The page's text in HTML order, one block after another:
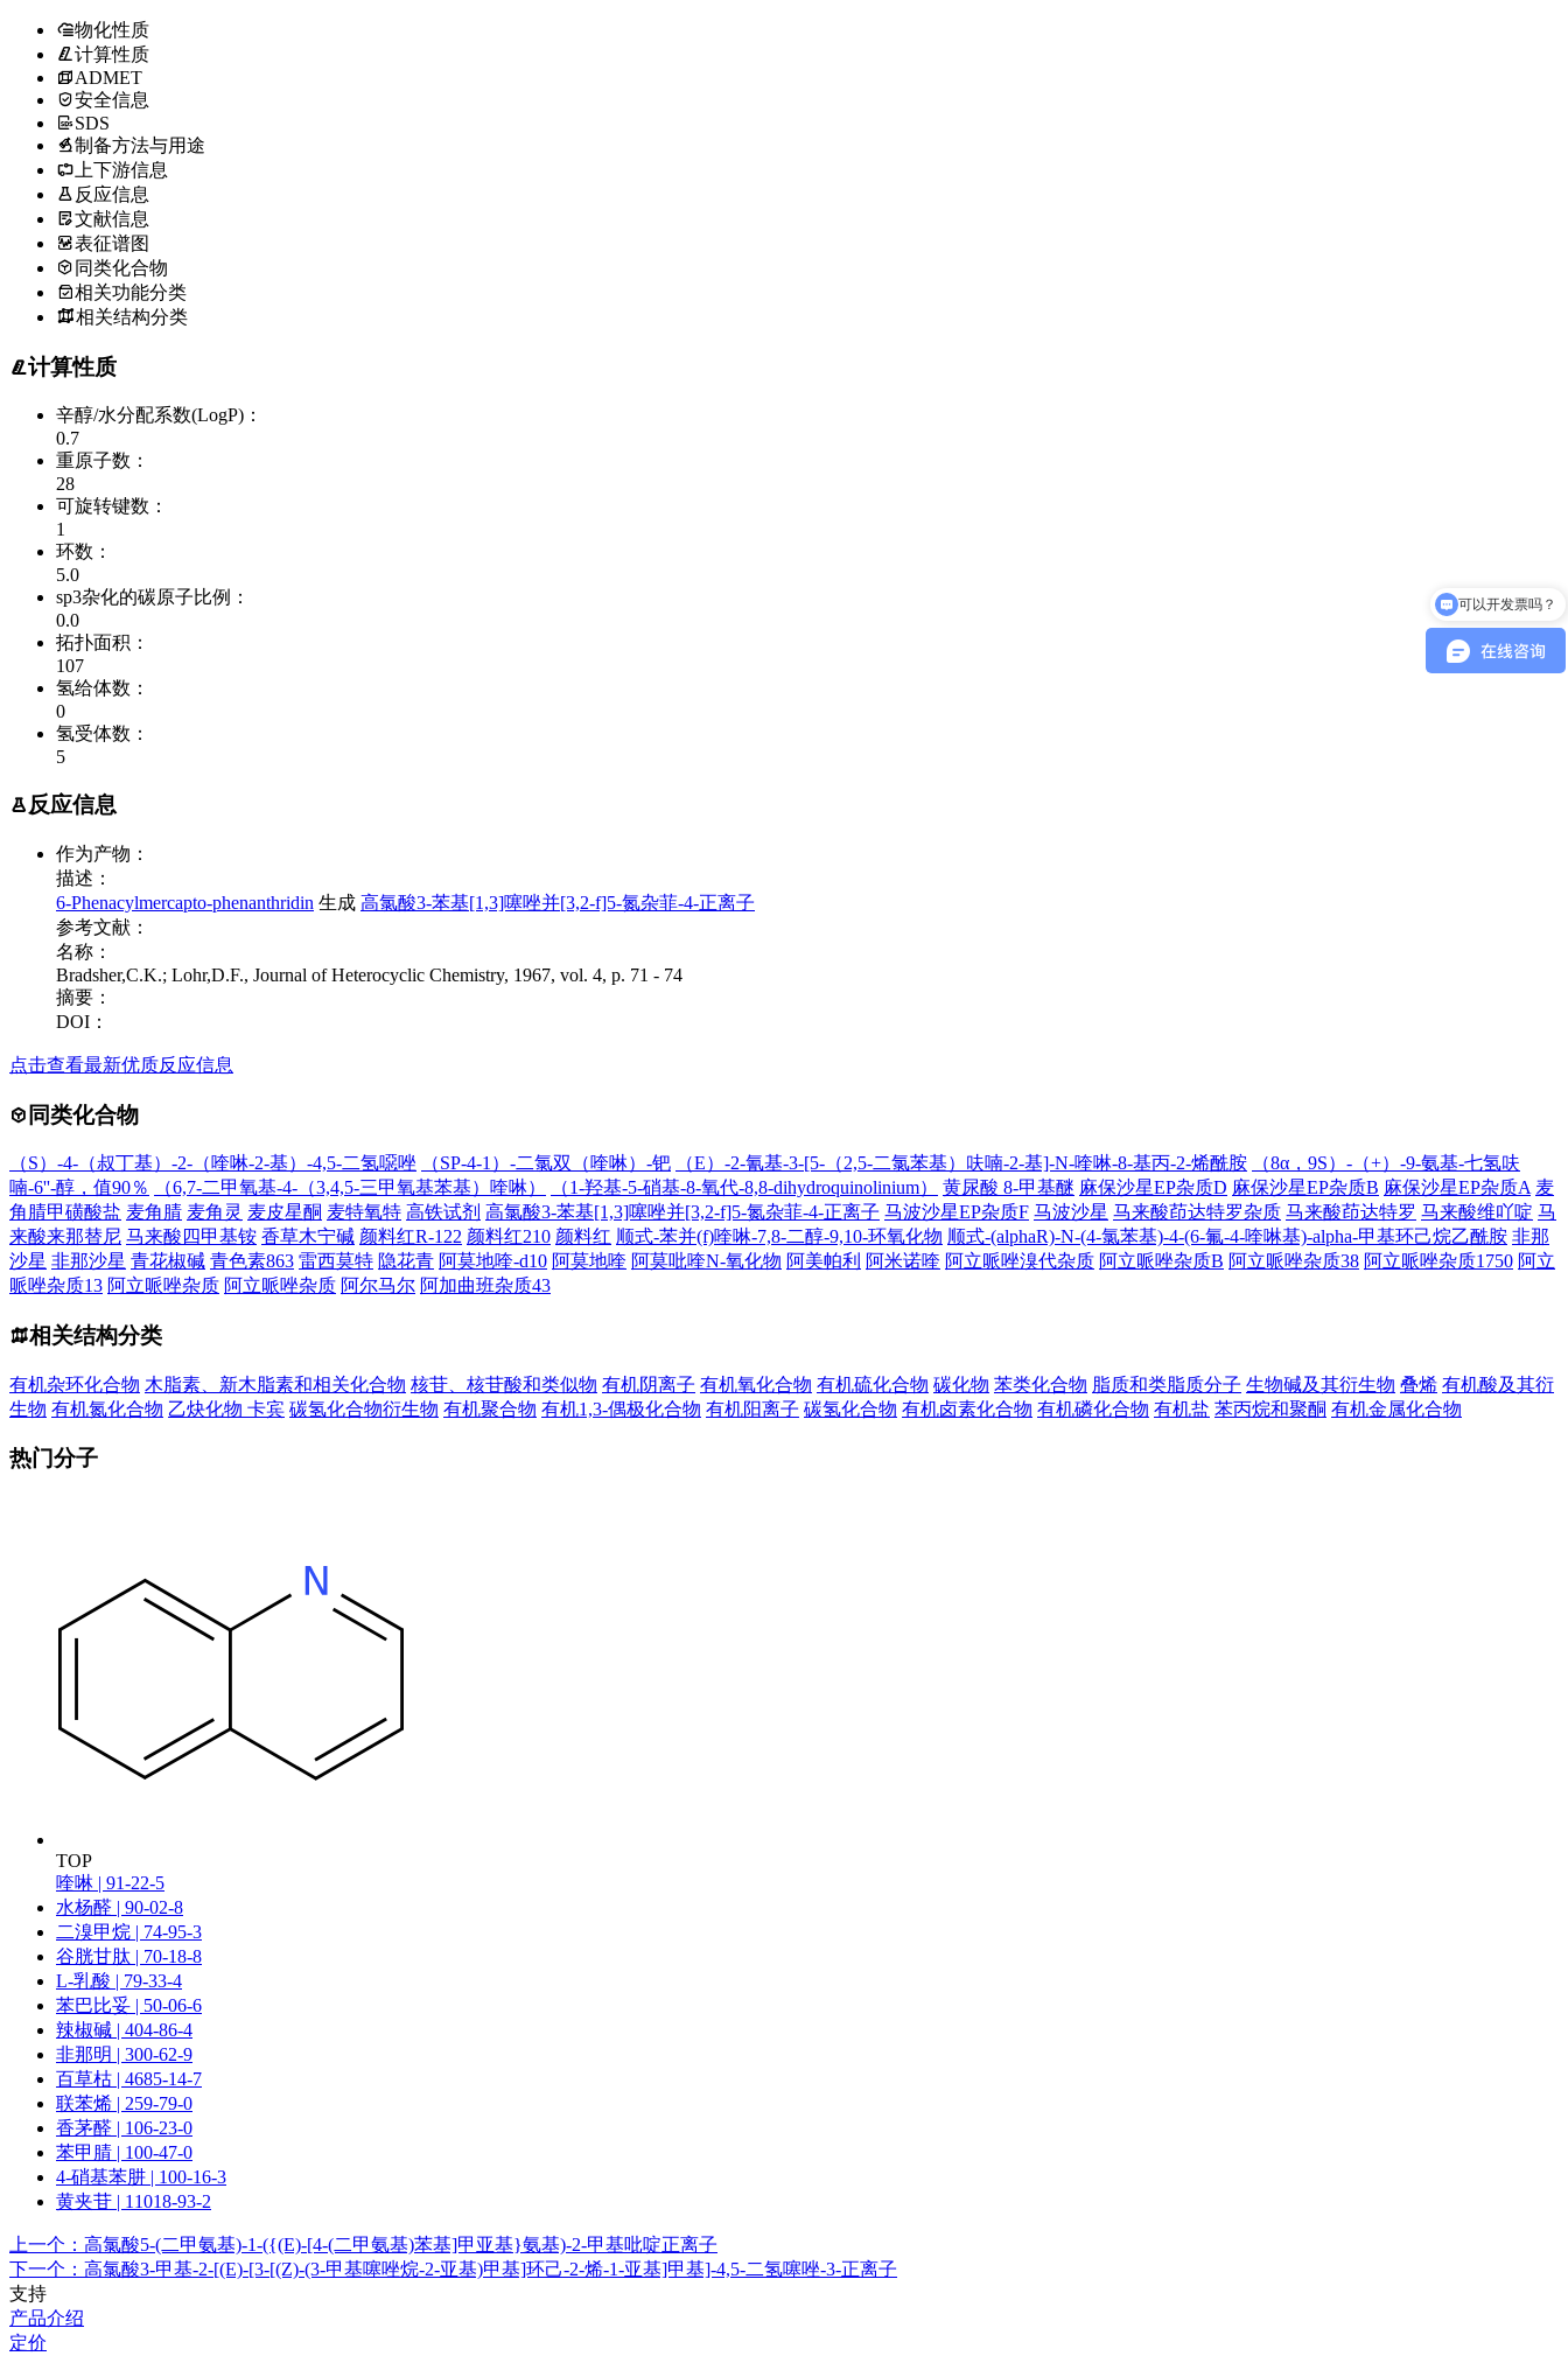
物化性质
计算性质
ADMET
安全信息
SDS
制备方法与用途
上下游信息
反应信息
文献信息
表征谱图
同类化合物
相关功能分类
相关结构分类
计算性质
辛醇/水分配系数(LogP)：
0.7
重原子数：
28
可旋转键数：
1
环数：
5.0
sp3杂化的碳原子比例：
0.0
拓扑面积：
107
氢给体数：
0
氢受体数：
5
反应信息
作为产物：
描述：
6-Phenacylmercapto-phenanthridin 生成 高氯酸3-苯基[1,3]噻唑并[3,2-f]5-氮杂菲-4-正离子
参考文献：
名称：
Bradsher,C.K.; Lohr,D.F., Journal of Heterocyclic Chemistry, 1967, vol. 4, p. 71 - 74
摘要：
DOI：
点击查看最新优质反应信息
同类化合物
（S）-4-（叔丁基）-2-（喹啉-2-基）-4,5-二氢噁唑 （SP-4-1）-二氯双（喹啉）-钯 （E）-2-氰基-3-[5-（2,5-二氯苯基）呋喃-2-基]-N-喹啉-8-基丙-2-烯酰胺
（8α，9S）-（+）-9-氨基-七氢呋
喃-6''-醇，值90％
（6,7-二甲氧基-4-（3,4,5-三甲氧基苯基）喹啉） （1-羟基-5-硝基-8-氧代-8,8-dihydroquinolinium） 黄尿酸 8-甲基醚 麻保沙星EP杂质D 麻保沙星EP杂质B 麻保沙星EP杂质A 麦
角腈甲磺酸盐 麦角腈 麦角灵 麦皮星酮 麦特氧特 高铁试剂 高氯酸3-苯基[1,3]噻唑并[3,2-f]5-氮杂菲-4-正离子 马波沙星EP杂质F 马波沙星 马来酸茚达特罗杂质 马来酸茚达特罗 马来酸维吖啶 马
来酸来那替尼 马来酸四甲基铵 香草木宁碱 颜料红R-122 颜料红210 颜料红 顺式-苯并(f)喹啉-7,8-二醇-9,10-环氧化物 顺式-(alphaR)-N-(4-氯苯基)-4-(6-氟-4-喹啉基)-alpha-甲基环己烷乙酰胺 非那
沙星 非那沙星 青花椒碱 青色素863 雷西莫特 隐花青 阿莫地喹-d10 阿莫地喹 阿莫吡喹N-氧化物 阿美帕利 阿米诺喹 阿立哌唑溴代杂质 阿立哌唑杂质B 阿立哌唑杂质38 阿立哌唑杂质1750 阿立
哌唑杂质13 阿立哌唑杂质 阿立哌唑杂质 阿尔马尔 阿加曲班杂质43
相关结构分类
有机杂环化合物 木脂素、新木脂素和相关化合物 核苷、核苷酸和类似物 有机阴离子 有机氧化合物 有机硫化合物 碳化物 苯类化合物 脂质和类脂质分子 生物碱及其衍生物 叠烯 有机酸及其衍
生物 有机氮化合物 乙炔化物 卡宾 碳氢化合物衍生物 有机聚合物 有机1,3-偶极化合物 有机阳离子 碳氢化合物 有机卤素化合物 有机磷化合物 有机盐 苯丙烷和聚酮 有机金属化合物
热门分子
TOP
喹啉 | 91-22-5
水杨醛 | 90-02-8
二溴甲烷 | 74-95-3
谷胱甘肽 | 70-18-8
L-乳酸 | 79-33-4
苯巴比妥 | 50-06-6
辣椒碱 | 404-86-4
非那明 | 300-62-9
百草枯 | 4685-14-7
联苯烯 | 259-79-0
香茅醛 | 106-23-0
苯甲腈 | 100-47-0
4-硝基苯肼 | 100-16-3
黄夹苷 | 11018-93-2
上一个：高氯酸5-(二甲氨基)-1-({(E)-[4-(二甲氨基)苯基]甲亚基}氨基)-2-甲基吡啶正离子
下一个：高氯酸3-甲基-2-[(E)-[3-[(Z)-(3-甲基噻唑烷-2-亚基)甲基]环己-2-烯-1-亚基]甲基]-4,5-二氢噻唑-3-正离子
支持
产品介绍
定价
可以开发票吗？